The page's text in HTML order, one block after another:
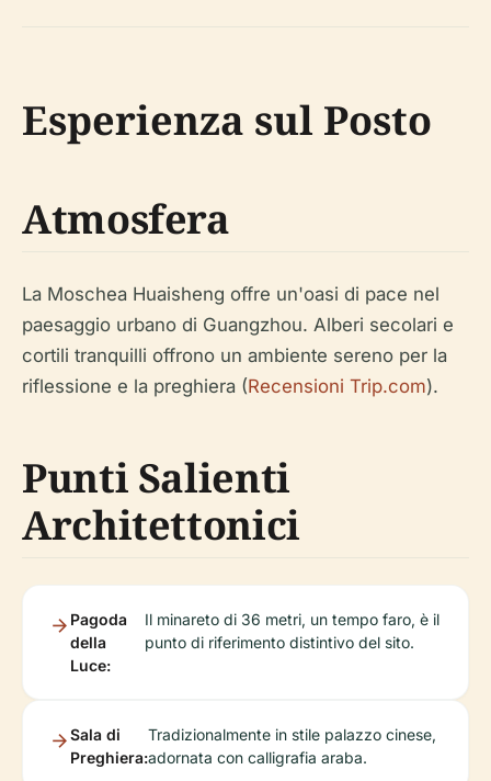
Esperienza sul Posto
Atmosfera
La Moschea Huaisheng offre un'oasi di pace nel
paesaggio urbano di Guangzhou. Alberi secolari e
cortili tranquilli offrono un ambiente sereno per la
riflessione e la preghiera (Recensioni Trip.com).
Punti Salienti
Architettonici
Pagoda
della
Luce:
Il minareto di 36 metri, un tempo faro, è il
punto di riferimento distintivo del sito.
Sala di
Preghiera:
Tradizionalmente in stile palazzo cinese,
adornata con calligrafia araba.